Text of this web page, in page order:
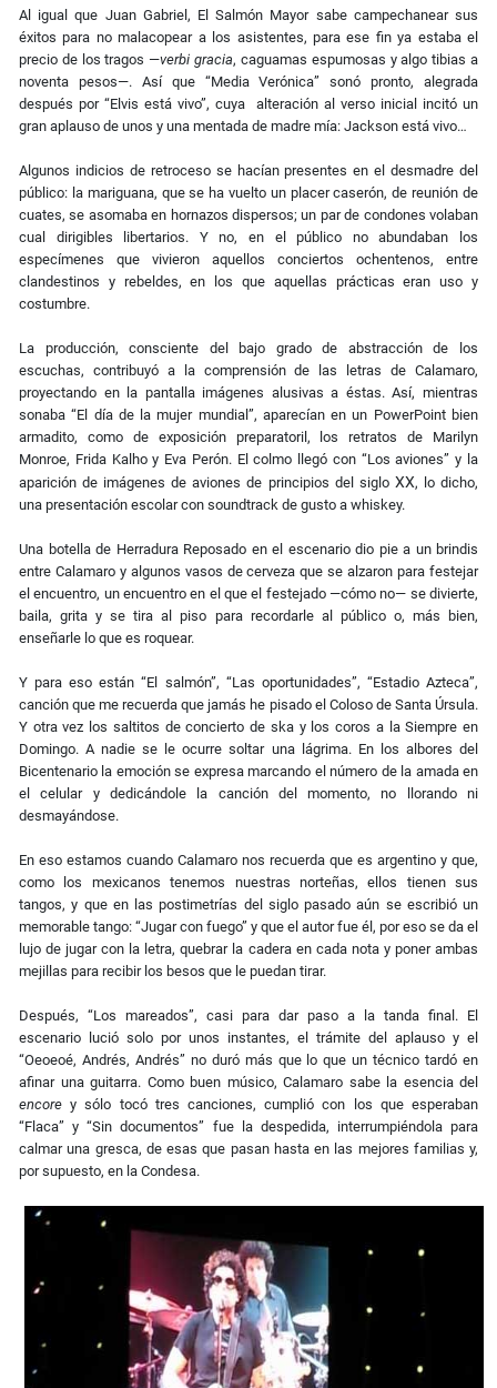
Al igual que Juan Gabriel, El Salmón Mayor sabe campechanear sus
éxitos para no malacopear a los asistentes, para ese fin ya estaba el
precio de los tragos —verbi gracia, caguamas espumosas y algo tibias a
noventa pesos—. Así que “Media Verónica” sonó pronto, alegrada
después por “Elvis está vivo”, cuya alteración al verso inicial incitó un
gran aplauso de unos y una mentada de madre mía: Jackson está vivo…
Algunos indicios de retroceso se hacían presentes en el desmadre del
público: la mariguana, que se ha vuelto un placer caserón, de reunión de
cuates, se asomaba en hornazos dispersos; un par de condones volaban
cual dirigibles libertarios. Y no, en el público no abundaban los
especímenes que vivieron aquellos conciertos ochentenos, entre
clandestinos y rebeldes, en los que aquellas prácticas eran uso y
costumbre.
La producción, consciente del bajo grado de abstracción de los
escuchas, contribuyó a la comprensión de las letras de Calamaro,
proyectando en la pantalla imágenes alusivas a éstas. Así, mientras
sonaba “El día de la mujer mundial”, aparecían en un PowerPoint bien
armadito, como de exposición preparatoril, los retratos de Marilyn
Monroe, Frida Kalho y Eva Perón. El colmo llegó con “Los aviones” y la
aparición de imágenes de aviones de principios del siglo XX, lo dicho,
una presentación escolar con soundtrack de gusto a whiskey.
Una botella de Herradura Reposado en el escenario dio pie a un brindis
entre Calamaro y algunos vasos de cerveza que se alzaron para festejar
el encuentro, un encuentro en el que el festejado —cómo no— se divierte,
baila, grita y se tira al piso para recordarle al público o, más bien,
enseñarle lo que es roquear.
Y para eso están “El salmón”, “Las oportunidades”, “Estadio Azteca”,
canción que me recuerda que jamás he pisado el Coloso de Santa Úrsula.
Y otra vez los saltitos de concierto de ska y los coros a la Siempre en
Domingo. A nadie se le ocurre soltar una lágrima. En los albores del
Bicentenario la emoción se expresa marcando el número de la amada en
el celular y dedicándole la canción del momento, no llorando ni
desmayándose.
En eso estamos cuando Calamaro nos recuerda que es argentino y que,
como los mexicanos tenemos nuestras norteñas, ellos tienen sus
tangos, y que en las postimetrías del siglo pasado aún se escribió un
memorable tango: “Jugar con fuego” y que el autor fue él, por eso se da el
lujo de jugar con la letra, quebrar la cadera en cada nota y poner ambas
mejillas para recibir los besos que le puedan tirar.
Después, “Los mareados”, casi para dar paso a la tanda final. El
escenario lució solo por unos instantes, el trámite del aplauso y el
“Oeoeoé, Andrés, Andrés” no duró más que lo que un técnico tardó en
afinar una guitarra. Como buen músico, Calamaro sabe la esencia del
encore y sólo tocó tres canciones, cumplió con los que esperaban
“Flaca” y “Sin documentos” fue la despedida, interrumpiéndola para
calmar una gresca, de esas que pasan hasta en las mejores familias y,
por supuesto, en la Condesa.